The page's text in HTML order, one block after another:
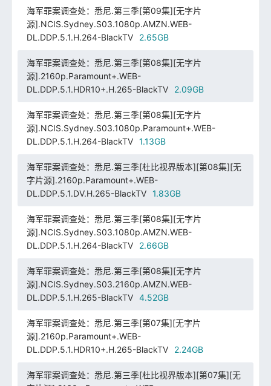
海军罪案调查处：悉尼.第三季[第09集][无字片
源].NCIS.Sydney.S03.1080p.AMZN.WEB-
DL.DDP.5.1.H.264-BlackTV
2.65GB
海军罪案调查处：悉尼.第三季[第08集][无字片
源].2160p.Paramount+.WEB-
DL.DDP.5.1.HDR10+.H.265-BlackTV
2.09GB
海军罪案调查处：悉尼.第三季[第08集][无字片
源].NCIS.Sydney.S03.1080p.Paramount+.WEB-
DL.DDP.5.1.H.264-BlackTV
1.13GB
海军罪案调查处：悉尼.第三季[杜比视界版本][第08集][无
字片源].2160p.Paramount+.WEB-
DL.DDP.5.1.DV.H.265-BlackTV
1.83GB
海军罪案调查处：悉尼.第三季[第08集][无字片
源].NCIS.Sydney.S03.1080p.AMZN.WEB-
DL.DDP.5.1.H.264-BlackTV
2.66GB
海军罪案调查处：悉尼.第三季[第08集][无字片
源].NCIS.Sydney.S03.2160p.AMZN.WEB-
DL.DDP.5.1.H.265-BlackTV
4.52GB
海军罪案调查处：悉尼.第三季[第07集][无字片
源].2160p.Paramount+.WEB-
DL.DDP.5.1.HDR10+.H.265-BlackTV
2.24GB
海军罪案调查处：悉尼.第三季[杜比视界版本][第07集][无